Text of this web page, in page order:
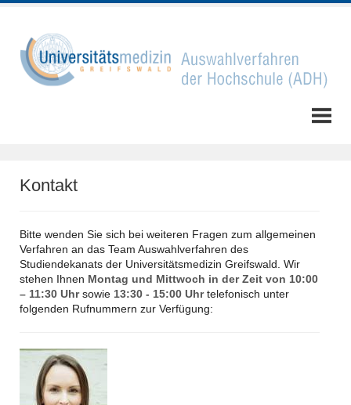
Kontakt
Bitte wenden Sie sich bei weiteren Fragen zum allgemeinen
Verfahren an das Team Auswahlverfahren des
Studiendekanats der Universitätsmedizin Greifswald. Wir
stehen Ihnen Montag und Mittwoch in der Zeit von 10:00
– 11:30 Uhrsowie 13:30 - 15:00 Uhrtelefonisch unter
folgenden Rufnummern zur Verfügung: